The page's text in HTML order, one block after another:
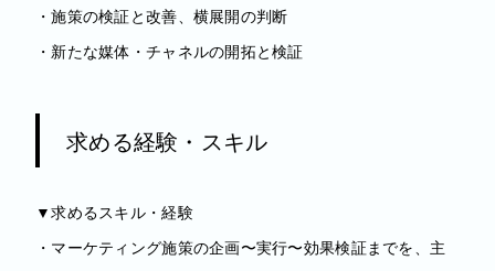
・施策の検証と改善、横展開の判断
・新たな媒体・チャネルの開拓と検証
求める経験・スキル
▼求めるスキル・経験
・マーケティング施策の企画〜実行〜効果検証までを、主